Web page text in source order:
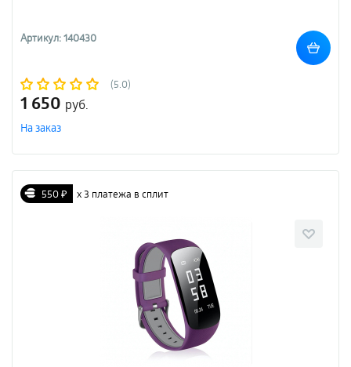
Артикул: 140430
(5.0)
1 650 руб.
На заказ
550 ₽ х 3 платежа в сплит